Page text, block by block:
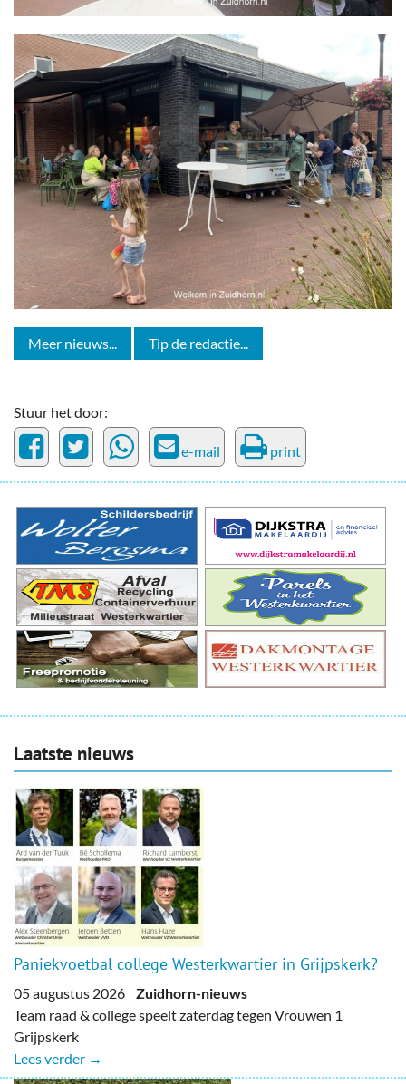
Meer nieuws... Tip de redactie...
Stuur het door:
e-mail print
Laatste nieuws
Paniekvoetbal college Westerkwartier in Grijpskerk?
05 augustus 2026 Zuidhorn-nieuws
Team raad & college speelt zaterdag tegen Vrouwen 1
Grijpskerk
Lees verder →